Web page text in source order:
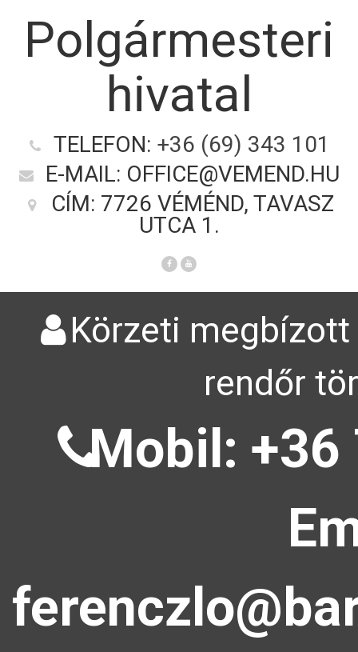
Polgármesteri
hivatal
TELEFON: +36 (69) 343 101
E-MAIL: OFFICE@VEMEND.HU
CÍM: 7726 VÉMÉND, TAVASZ
UTCA 1.
Körzeti megbízott
rendőr
Mobil: +36